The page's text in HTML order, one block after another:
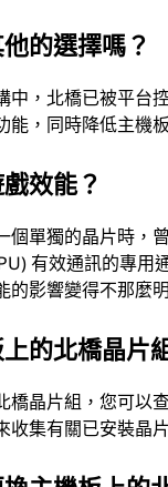
的選擇嗎？
中，北橋已被平台
能，同時降低主機
效能？
個單獨的晶片時，
有效通訊的專
的影響變得不那麼
的北橋晶片
橋晶片組，您可以
收集有關已安裝晶